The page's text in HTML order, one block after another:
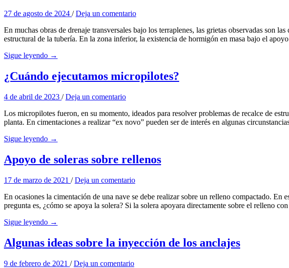
27 de agosto de 2024 /Deja un comentario
En muchas obras de drenaje transversales bajo los terraplenes, las grietas observadas son
estructural de la tubería. En la zona inferior, la existencia de hormigón en masa bajo el
Sigue leyendo →
¿Cuándo ejecutamos micropilotes?
4 de abril de 2023 /Deja un comentario
Los micropilotes fueron, en su momento, ideados para resolver problemas de recalce de
planta. En cimentaciones a realizar “ex novo” pueden ser de interés en algunas
Sigue leyendo →
Apoyo de soleras sobre rellenos
17 de marzo de 2021 /Deja un comentario
En ocasiones la cimentación de una nave se debe realizar sobre un relleno compactado.
pregunta es, ¿cómo se apoya la solera? Si la solera apoyara directamente sobre el relleno
Sigue leyendo →
Algunas ideas sobre la inyección de los anclajes
9 de febrero de 2021 /Deja un comentario